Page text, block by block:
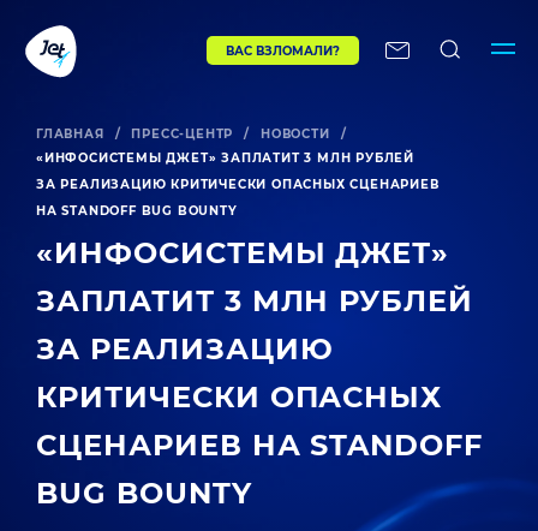
ВАС ВЗЛОМАЛИ?
ГЛАВНАЯ / ПРЕСС-ЦЕНТР / НОВОСТИ
/
«ИНФОСИСТЕМЫ ДЖЕТ» ЗАПЛАТИТ 3 МЛН РУБЛЕЙ
ЗА РЕАЛИЗАЦИЮ КРИТИЧЕСКИ ОПАСНЫХ СЦЕНАРИЕВ
НА STANDOFF BUG BOUNTY
«ИНФОСИСТЕМЫ ДЖЕТ»
ЗАПЛАТИТ 3 МЛН РУБЛЕЙ
ЗА РЕАЛИЗАЦИЮ
КРИТИЧЕСКИ ОПАСНЫХ
СЦЕНАРИЕВ НА STANDOFF
BUG BOUNTY